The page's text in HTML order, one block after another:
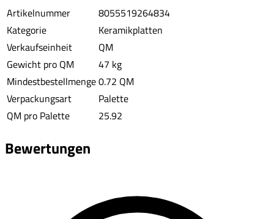
Artikelnummer
8055519264834
Kategorie
Keramikplatten
Verkaufseinheit
QM
Gewicht pro QM
47 kg
Mindestbestellmenge0.72 QM
Verpackungsart
Palette
QM pro Palette
25.92
Bewertungen